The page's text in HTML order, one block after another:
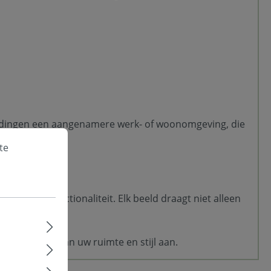
een aangenamere werk- of woonomgeving, die
met functionaliteit. Elk beeld draagt niet alleen
zich flexibel aan uw ruimte en stijl aan.